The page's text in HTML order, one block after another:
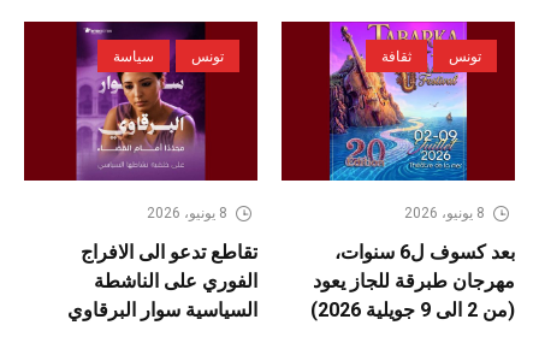
تونس ثقافة
8 يونيو، 2026
بعد كسوف ل6 سنوات،
مهرجان طبرقة للجاز يعود
(من 2 الى 9 جويلية 2026)
تونس سياسة
8 يونيو، 2026
تقاطع تدعو الى الافراج
الفوري على الناشطة
السياسية سوار البرقاوي